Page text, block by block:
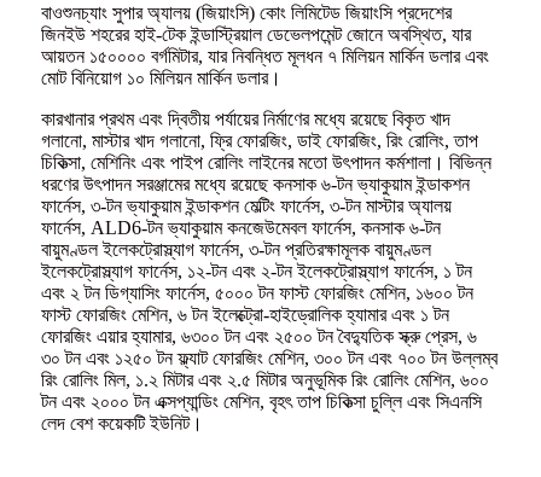
বাওশুনচ্যাং সুপার অ্যালয় (জিয়াংসি) কোং লিমিটেড জিয়াংসি প্রদেশের
জিনইউ শহরের হাই-টেক ইন্ডাস্ট্রিয়াল ডেভেলপমেন্ট জোনে অবস্থিত, যার
আয়তন ১৫০০০০ বর্গমিটার, যার নিবন্ধিত মূলধন ৭ মিলিয়ন মার্কিন ডলার এবং
মোট বিনিয়োগ ১০ মিলিয়ন মার্কিন ডলার।
কারখানার প্রথম এবং দ্বিতীয় পর্যায়ের নির্মাণের মধ্যে রয়েছে বিকৃত খাদ
গলানো, মাস্টার খাদ গলানো, ফ্রি ফোরজিং, ডাই ফোরজিং, রিং রোলিং, তাপ
চিকিত্সা, মেশিনিং এবং পাইপ রোলিং লাইনের মতো উৎপাদন কর্মশালা। বিভিন্ন
ধরণের উৎপাদন সরঞ্জামের মধ্যে রয়েছে কনসাক ৬-টন ভ্যাকুয়াম ইন্ডাকশন
ফার্নেস, ৩-টন ভ্যাকুয়াম ইন্ডাকশন মেল্টিং ফার্নেস, ৩-টন মাস্টার অ্যালয়
ফার্নেস, ALD6-টন ভ্যাকুয়াম কনজেউমেবল ফার্নেস, কনসাক ৬-টন
বায়ুমণ্ডল ইলেকট্রোস্ল্যাগ ফার্নেস, ৩-টন প্রতিরক্ষামূলক বায়ুমণ্ডল
ইলেকট্রোস্ল্যাগ ফার্নেস, ১২-টন এবং ২-টন ইলেকট্রোস্ল্যাগ ফার্নেস, ১ টন
এবং ২ টন ডিগ্যাসিং ফার্নেস, ৫০০০ টন ফাস্ট ফোরজিং মেশিন, ১৬০০ টন
ফাস্ট ফোরজিং মেশিন, ৬ টন ইলেক্ট্রো-হাইড্রোলিক হ্যামার এবং ১ টন
ফোরজিং এয়ার হ্যামার, ৬৩০০ টন এবং ২৫০০ টন বৈদ্যুতিক স্ক্রু প্রেস, ৬
৩০ টন এবং ১২৫০ টন ফ্ল্যাট ফোরজিং মেশিন, ৩০০ টন এবং ৭০০ টন উল্লম্ব
রিং রোলিং মিল, ১.২ মিটার এবং ২.৫ মিটার অনুভূমিক রিং রোলিং মেশিন, ৬০০
টন এবং ২০০০ টন এক্সপ্যান্ডিং মেশিন, বৃহৎ তাপ চিকিত্সা চুল্লি এবং সিএনসি
লেদ বেশ কয়েকটি ইউনিট।